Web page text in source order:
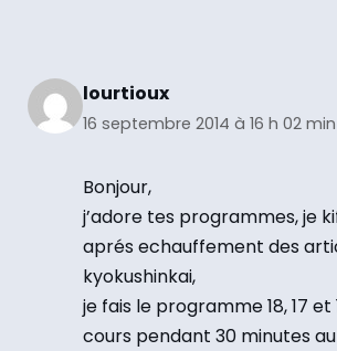
lourtioux
16 septembre 2014 à 16 h 02 min
Bonjour,
j’adore tes programmes, je
aprés echauffement des
kyokushinkai,
je fais le programme 18, 17 et
cours pendant 30 minutes